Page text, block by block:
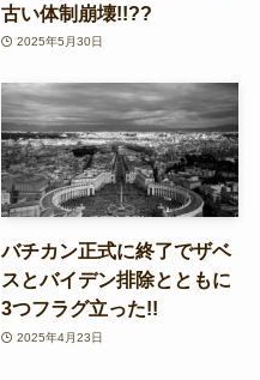
古い体制崩壊!!??
2025年5月30日
バチカン正式に終了でザベ
スとバイデン排除とともに
3つフラグ立った!!
2025年4月23日